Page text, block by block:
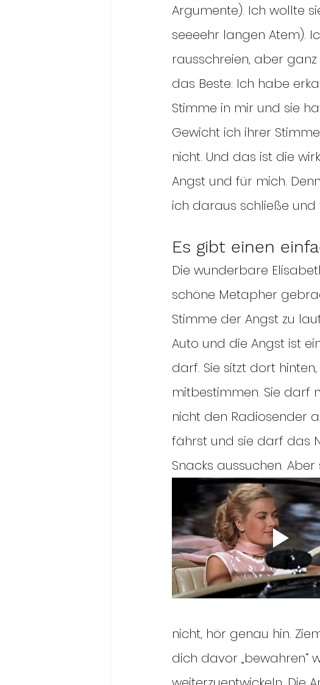
Argumente). Ich wollte
seeeehr langen Atem).
rausschreien, aber
das Beste: Ich habe
Stimme in mir und sie
Gewicht ich ihrer
nicht. Und das ist die
Angst und für mich.
ich daraus schließe
Es gibt einen
Die wunderbare
schöne Metapher
Stimme der Angst zu
Auto und die Angst ist
darf. Sie sitzt dort
mitbestimmen. Sie darf
nicht den Radiosender
fährst und sie darf das
Snacks aussuchen.
nicht, hör genau hin.
dich davor „bewahren“